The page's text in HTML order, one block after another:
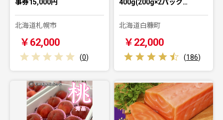
事券15,000円
北海道札幌市
￥62,000
(0)
400g(200g×2パック…
北海道白糠町
￥22,000
(186)